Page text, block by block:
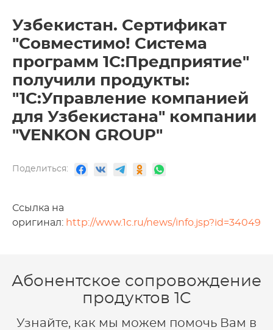
Узбекистан. Сертификат
"Совместимо! Система
программ 1С:Предприятие"
получили продукты:
"1С:Управление компанией
для Узбекистана" компании
"VENKON GROUP"
Поделиться:
Ссылка на
оригинал: http://www.1c.ru/news/info.jsp?id=34049
Абонентское сопровождение
продуктов 1C
Узнайте, как мы можем помочь Вам в